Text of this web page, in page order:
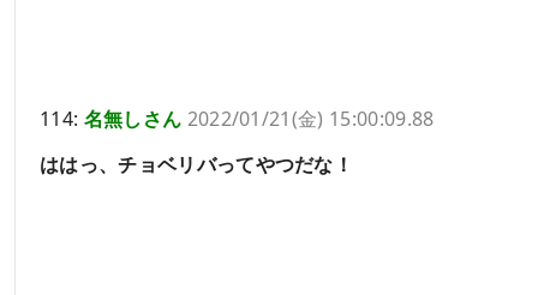
114: 名無しさん 2022/01/21(金) 15:00:09.88
ははっ、チョベリバってやつだな！